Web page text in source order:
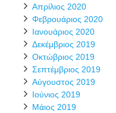
Απρίλιος 2020
Φεβρουάριος 2020
Ιανουάριος 2020
Δεκέμβριος 2019
Οκτώβριος 2019
Σεπτέμβριος 2019
Αύγουστος 2019
Ιούνιος 2019
Μάιος 2019